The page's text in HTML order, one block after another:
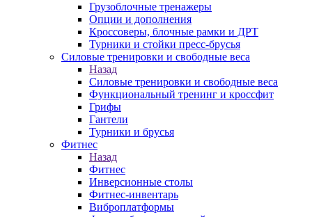
Грузоблочные тренажеры
Опции и дополнения
Кроссоверы, блочные рамки и ДРТ
Турники и стойки пресс-брусья
Силовые тренировки и свободные веса
Назад
Силовые тренировки и свободные веса
Функциональный тренинг и кроссфит
Грифы
Гантели
Турники и брусья
Фитнес
Назад
Фитнес
Инверсионные столы
Фитнес-инвентарь
Виброплатформы